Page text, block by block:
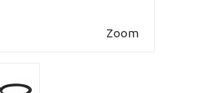
Zoom